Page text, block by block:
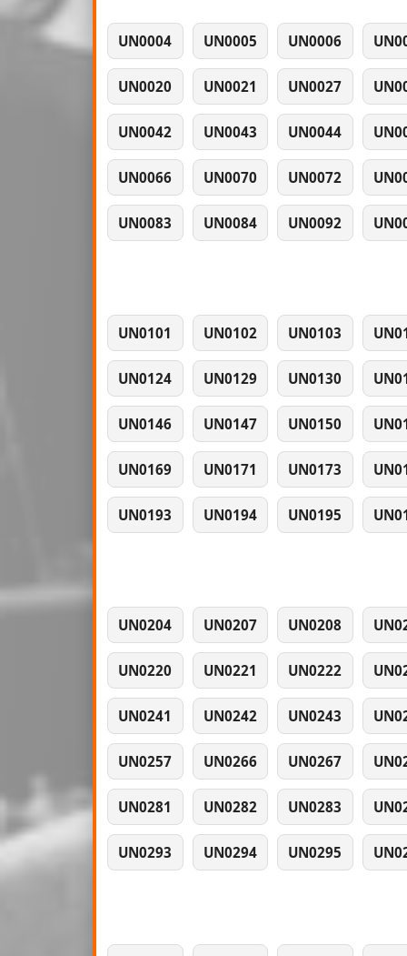
UN0004 UN0005 UN0006
UN0020 UN0021 UN0027
UN0042 UN0043 UN0044
UN0066 UN0070 UN0072
UN0083 UN0084 UN0092
UN0101 UN0102 UN0103
UN0124 UN0129 UN0130
UN0146 UN0147 UN0150
UN0169 UN0171 UN0173
UN0193 UN0194 UN0195
UN0204 UN0207 UN0208
UN0220 UN0221 UN0222
UN0241 UN0242 UN0243
UN0257 UN0266 UN0267
UN0281 UN0282 UN0283
UN0293 UN0294 UN0295